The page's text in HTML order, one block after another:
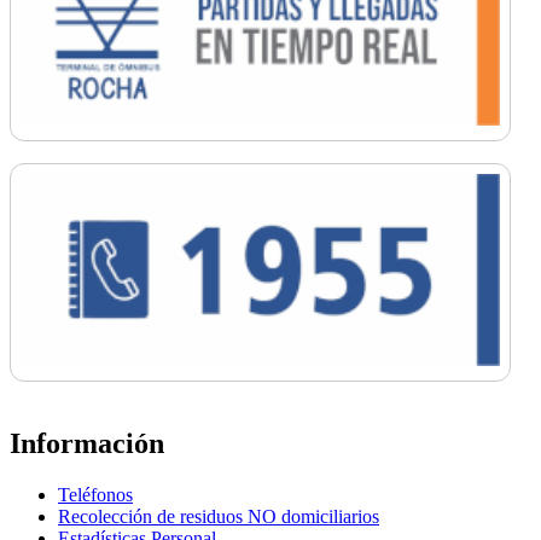
Información
Teléfonos
Recolección de residuos NO domiciliarios